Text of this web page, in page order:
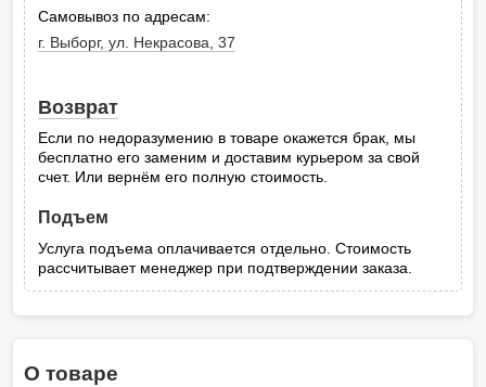
Самовывоз по адресам:
г. Выборг, ул. Некрасова, 37
Возврат
Если по недоразумению в товаре окажется брак, мы
бесплатно его заменим и доставим курьером за свой
счет. Или вернём его полную стоимость.
Подъем
Услуга подъема оплачивается отдельно. Стоимость
рассчитывает менеджер при подтверждении заказа.
О товаре